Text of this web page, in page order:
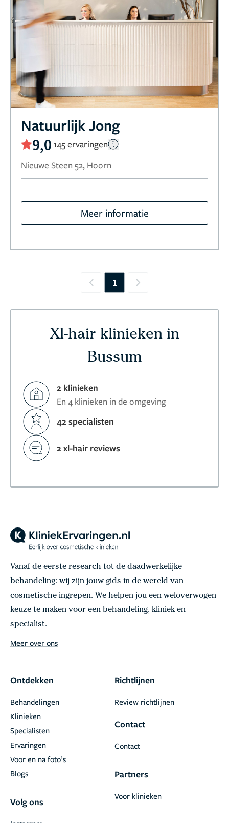
Natuurlijk Jong
9,0 145 ervaringen
Nieuwe Steen 52, Hoorn
Meer informatie
Previous
1 Next
Xl-hair klinieken in
Bussum
2 klinieken
En 4 klinieken in de omgeving
42 specialisten
2 xl-hair reviews
Vanaf de eerste research tot de daadwerkelijke
behandeling: wij zijn jouw gids in de wereld van
cosmetische ingrepen. We helpen jou een weloverwogen
keuze te maken voor een behandeling, kliniek en
specialist.
Meer over ons
Ontdekken
Behandelingen
Klinieken
Specialisten
Ervaringen
Voor en na foto’s
Blogs
Volg ons
Richtlijnen
Review richtlijnen
Contact
Contact
Partners
Voor klinieken